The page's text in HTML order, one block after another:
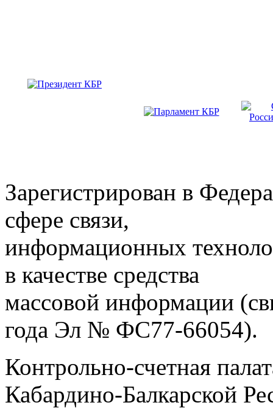
Зарегистрирован в
сфере связи,
информационных
в качестве средства
массовой информации
года Эл № ФС77-66054).
Контрольно-счетная
Кабардино-Балкарской